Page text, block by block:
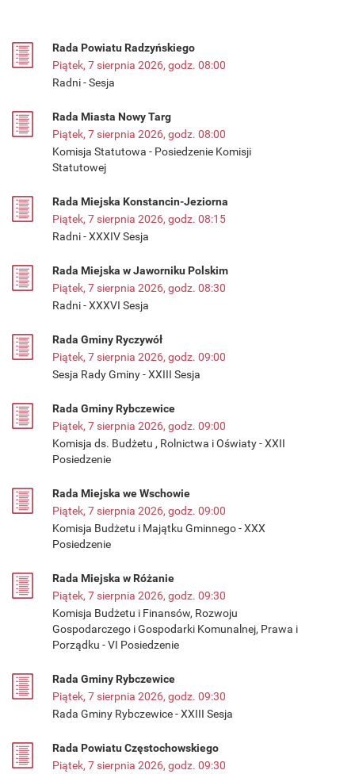
Rada Powiatu Radzyńskiego
Piątek, 7 sierpnia 2026, godz. 08:00
Radni - Sesja
Rada Miasta Nowy Targ
Piątek, 7 sierpnia 2026, godz. 08:00
Komisja Statutowa - Posiedzenie Komisji
Statutowej
Rada Miejska Konstancin-Jeziorna
Piątek, 7 sierpnia 2026, godz. 08:15
Radni - XXXIV Sesja
Rada Miejska w Jaworniku Polskim
Piątek, 7 sierpnia 2026, godz. 08:30
Radni - XXXVI Sesja
Rada Gminy Ryczywół
Piątek, 7 sierpnia 2026, godz. 09:00
Sesja Rady Gminy - XXIII Sesja
Rada Gminy Rybczewice
Piątek, 7 sierpnia 2026, godz. 09:00
Komisja ds. Budżetu , Rolnictwa i Oświaty - XXII
Posiedzenie
Rada Miejska we Wschowie
Piątek, 7 sierpnia 2026, godz. 09:00
Komisja Budżetu i Majątku Gminnego - XXX
Posiedzenie
Rada Miejska w Różanie
Piątek, 7 sierpnia 2026, godz. 09:30
Komisja Budżetu i Finansów, Rozwoju
Gospodarczego i Gospodarki Komunalnej, Prawa i
Porządku - VI Posiedzenie
Rada Gminy Rybczewice
Piątek, 7 sierpnia 2026, godz. 09:30
Rada Gminy Rybczewice - XXIII Sesja
Rada Powiatu Częstochowskiego
Piątek, 7 sierpnia 2026, godz. 09:30